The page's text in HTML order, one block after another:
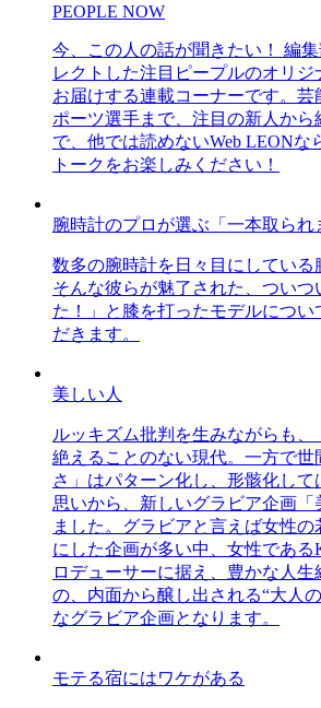
PEOPLE NOW
今、この人の話が聞きたい！ 編
レクトした注目ピープルのオリ
お届けする連載コーナーです。芸
ポーツ選手まで、注目の新人から
で、他では読めないWeb LEONな
トークをお楽しみください！
腕時計のプロが選ぶ「一本取られ
数多の腕時計を日々目にしている
そんな彼らが魅了された、ついつ
た！」と膝を打ったモデルについ
だきます。
美しい人
ルッキズム批判を生みながらも、
絶えることのない現代。一方で世
さ」はパターン化し、形骸化し
思いから、新しいグラビア企画「
ました。グラビアと言えば女性の
にした企画が多い中、女性である
ロデューサーに据え、豊かな人生
の、内面から醸し出される“大人
なグラビア企画となります。
モテる宿にはワケがある